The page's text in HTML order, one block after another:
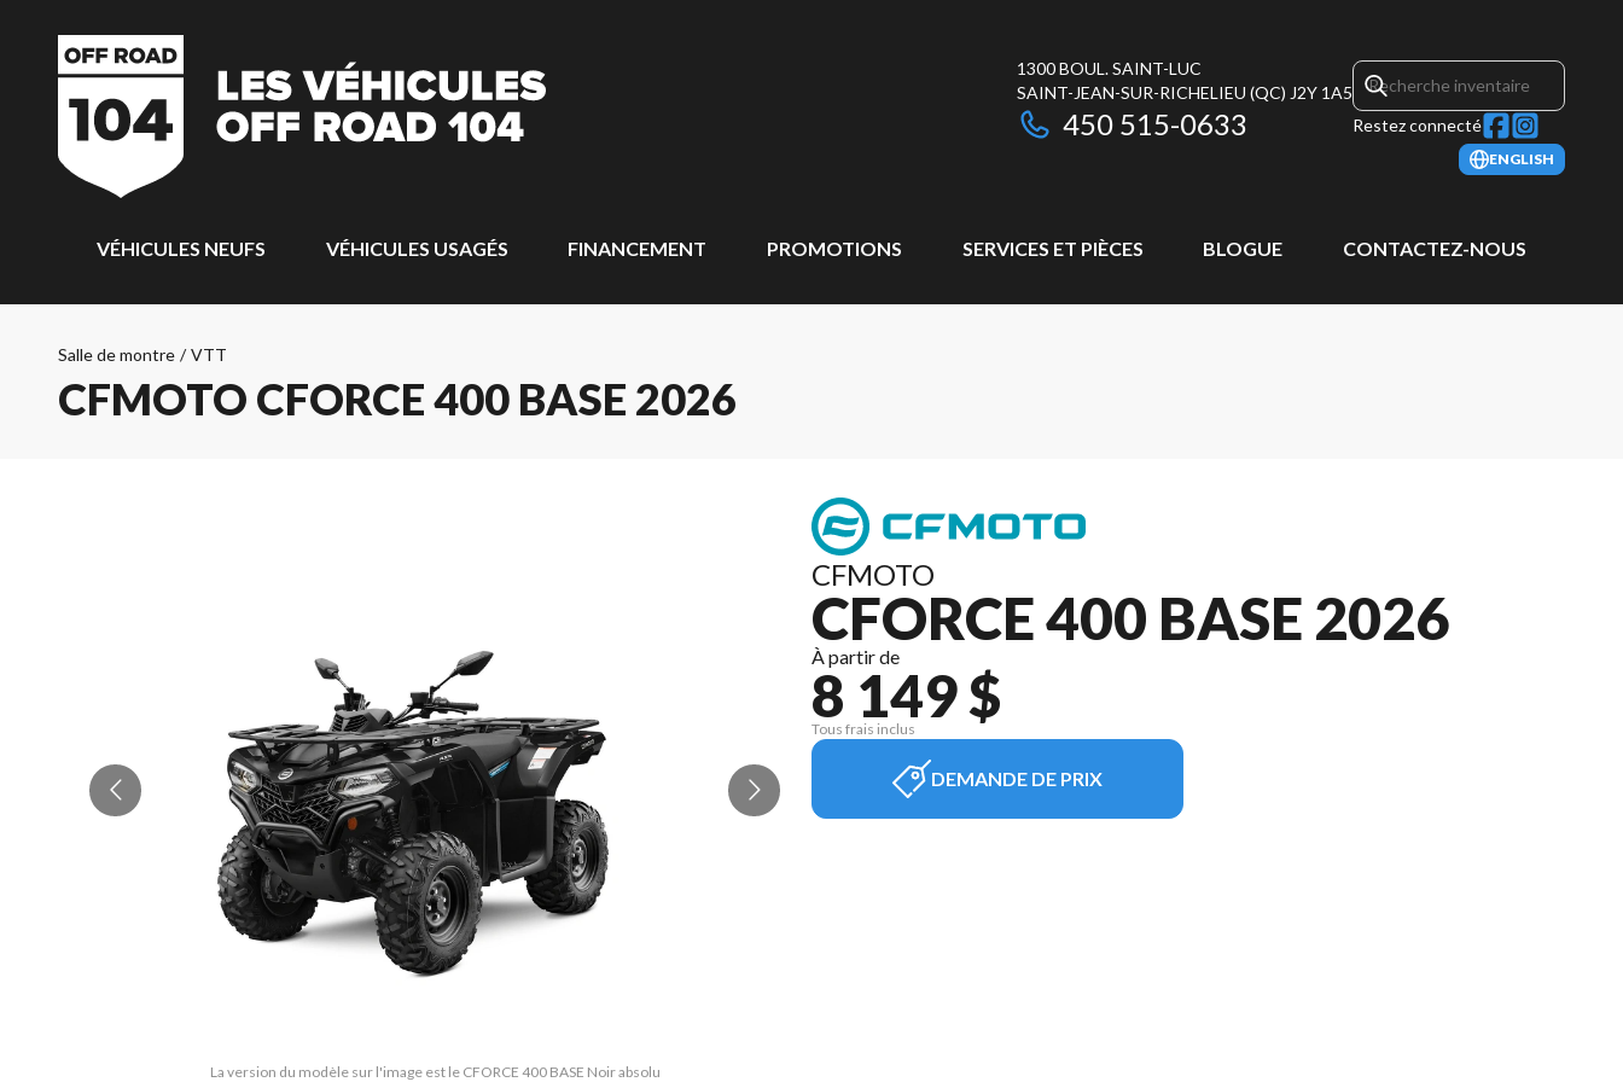
1300 BOUL. SAINT-LUC
SAINT-JEAN-SUR-RICHELIEU (QC) J2Y 1A5
450 515-0633 Restez connecté
ENGLISH
VÉHICULES NEUFS VÉHICULES USAGÉS FINANCEMENT PROMOTIONS SERVICES ET PIÈCES BLOGUE CONTACTEZ-NOUS
Salle de montre / VTT
CFMOTO CFORCE 400 BASE 2026
La version du modèle sur l'image est le CFORCE 400 BASE Noir absolu
CFMOTO
CFORCE 400 BASE 2026
À partir de
8 149 $
Tous frais inclus
DEMANDE DE PRIX